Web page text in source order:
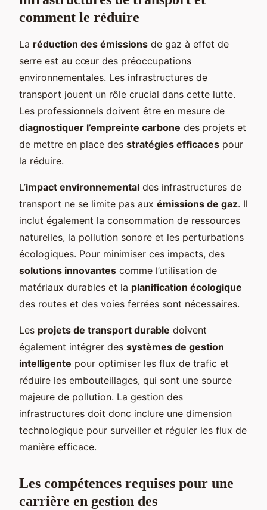
comment le réduire
La réduction des émissions de gaz à effet de
serre est au cœur des préoccupations
environnementales. Les infrastructures de
transport jouent un rôle crucial dans cette lutte.
Les professionnels doivent être en mesure de
diagnostiquer l’empreinte carbone des projets et
de mettre en place des stratégies efficaces pour
la réduire.
L’impact environnemental des infrastructures de
transport ne se limite pas aux émissions de gaz. Il
inclut également la consommation de ressources
naturelles, la pollution sonore et les perturbations
écologiques. Pour minimiser ces impacts, des
solutions innovantes comme l’utilisation de
matériaux durables et la planification écologique
des routes et des voies ferrées sont nécessaires.
Les projets de transport durable doivent
également intégrer des systèmes de gestion
intelligente pour optimiser les flux de trafic et
réduire les embouteillages, qui sont une source
majeure de pollution. La gestion des
infrastructures doit donc inclure une dimension
technologique pour surveiller et réguler les flux de
manière efficace.
Les compétences requises pour une
carrière en gestion des